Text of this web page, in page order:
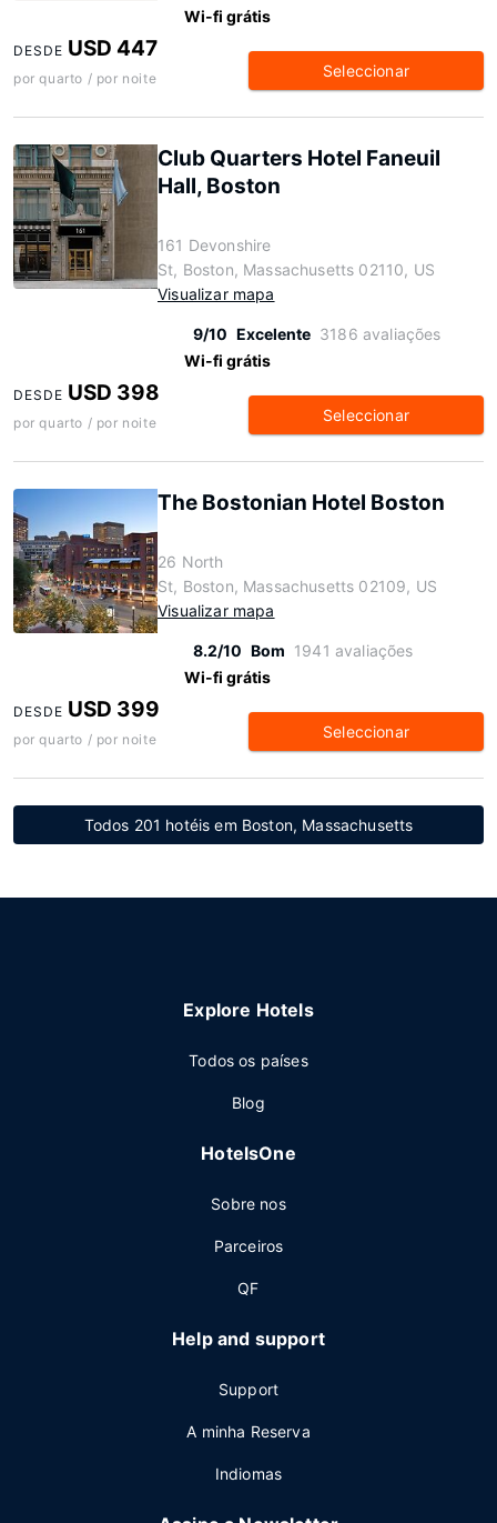
Wi-fi grátis
DESDE USD 447
por quarto / por noite Seleccionar
Club Quarters Hotel Faneuil
Hall, Boston
161 Devonshire
St, Boston, Massachusetts 02110, US
Visualizar mapa
9/10 Excelente 3186 avaliações
Wi-fi grátis
DESDE USD 398
por quarto / por noite Seleccionar
The Bostonian Hotel Boston
26 North
St, Boston, Massachusetts 02109, US
Visualizar mapa
8.2/10 Bom 1941 avaliações
Wi-fi grátis
DESDE USD 399
por quarto / por noite Seleccionar
Todos 201 hotéis em Boston, Massachusetts
Explore Hotels
Todos os países
Blog
HotelsOne
Sobre nos
Parceiros
QF
Help and support
Support
A minha Reserva
Indiomas